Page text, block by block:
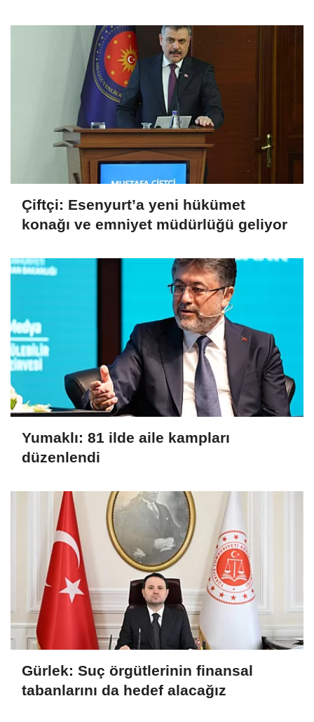
Çiftçi: Esenyurt’a yeni hükümet
konağı ve emniyet müdürlüğü geliyor
Yumaklı: 81 ilde aile kampları
düzenlendi
Gürlek: Suç örgütlerinin finansal
tabanlarını da hedef alacağız